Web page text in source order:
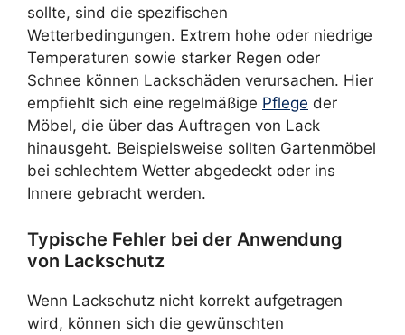
sollte, sind die spezifischen
Wetterbedingungen. Extrem hohe oder niedrige
Temperaturen sowie starker Regen oder
Schnee können Lackschäden verursachen. Hier
empfiehlt sich eine regelmäßige Pflege der
Möbel, die über das Auftragen von Lack
hinausgeht. Beispielsweise sollten Gartenmöbel
bei schlechtem Wetter abgedeckt oder ins
Innere gebracht werden.
Typische Fehler bei der Anwendung
von Lackschutz
Wenn Lackschutz nicht korrekt aufgetragen
wird, können sich die gewünschten